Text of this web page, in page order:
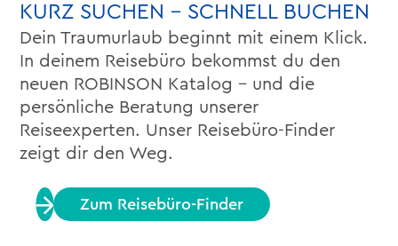
KURZ SUCHEN – SCHNELL BUCHEN
Dein Traumurlaub beginnt mit einem Klick.
In deinem Reisebüro bekommst du den
neuen ROBINSON Katalog – und die
persönliche Beratung unserer
Reiseexperten. Unser Reisebüro-Finder
zeigt dir den Weg.
Zum Reisebüro-Finder